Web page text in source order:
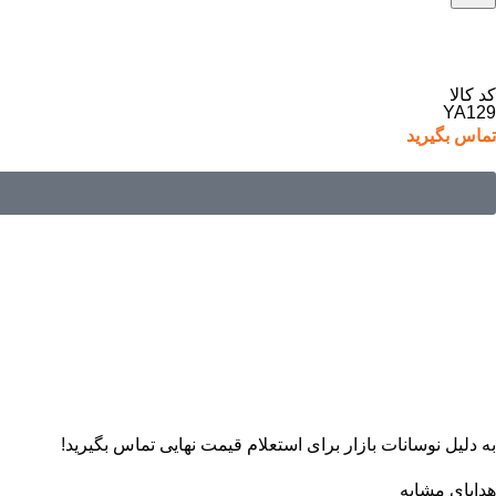
کد کالا
YA129
تماس بگیرید
به دلیل نوسانات بازار برای استعلام قیمت نهایی تماس بگیرید!
هدایای مشابه